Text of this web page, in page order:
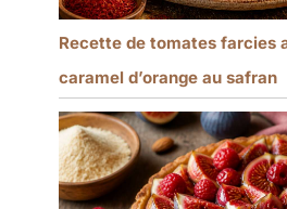
Recette de tomates farcies
caramel d’orange au safran